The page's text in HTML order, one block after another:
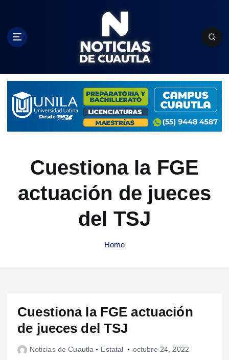
c
Cuestiona la FGE
actuación de jueces
del TSJ
Home
Cuestiona la FGE actuación
de jueces del TSJ
Noticias de Cuautla Estatal octubre 24, 2022